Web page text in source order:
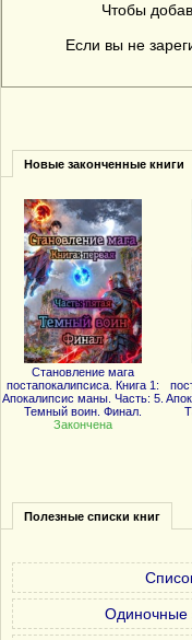
Чтобы
Если вы не
Новые законченные книги
Становление мага
постапокалипсиса. Книга 1:
Апокалипсис маны. Часть: 5.
Темный воин. Финал.
Закончена
Полезные списки книг
Одиночные